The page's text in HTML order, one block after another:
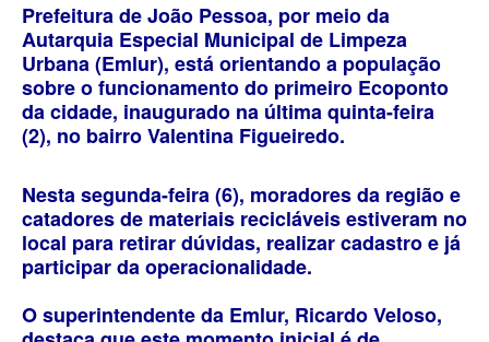
Prefeitura de João Pessoa, por meio da
Autarquia Especial Municipal de Limpeza
Urbana (Emlur), está orientando a população
sobre o funcionamento do primeiro Ecoponto
da cidade, inaugurado na última quinta-feira
(2), no bairro Valentina Figueiredo.
Nesta segunda-feira (6), moradores da região e
catadores de materiais recicláveis estiveram no
local para retirar dúvidas, realizar cadastro e já
participar da operacionalidade.
O superintendente da Emlur, Ricardo Veloso,